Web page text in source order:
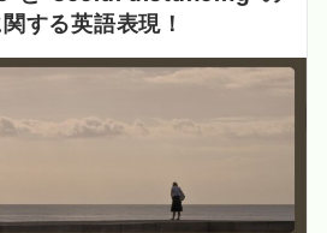
する英語表現！